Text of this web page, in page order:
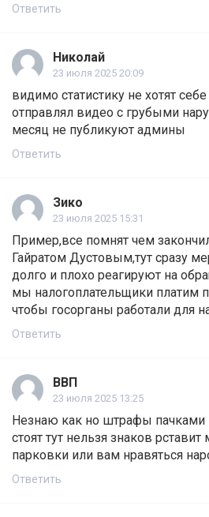
Ответить
Николай
23 июля 2025 20:09
видимо статистику не хотят
отправлял видео с грубыми
месяц не публикуют админы
Ответить
Зико
23 июля 2025 15:31
Пример,все помнят чем
Гайратом Дустовым,тут сразу
долго и плохо реагируют на
мы налогоплательщики платим
чтобы госорганы работали для
Ответить
ВВП
23 июля 2025 13:25
Незнаю как но штрафы пачками
стоят тут нельзя знаков
парковки или вам нравяться
Ответить